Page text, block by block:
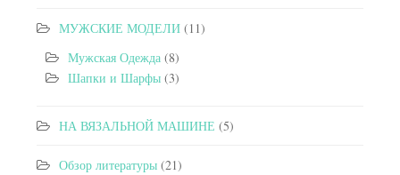
МУЖСКИЕ МОДЕЛИ (11)
Мужская Одежда (8)
Шапки и Шарфы (3)
НА ВЯЗАЛЬНОЙ МАШИНЕ (5)
Обзор литературы (21)